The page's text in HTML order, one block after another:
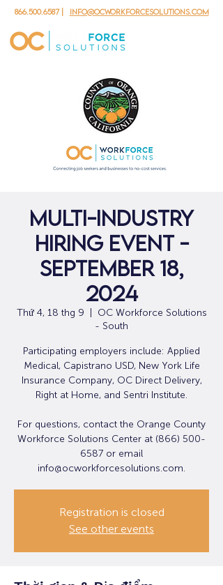
866.500.6587| info@ocworkforcesolutions.com
Multi-Industry
Hiring Event -
September 18,
2024
Thứ 4, 18 thg 9
OC Workforce Solutions
- South
Participating employers include: Applied
Medical, Capistrano USD, New York Life
Insurance Company, OC Direct Delivery,
Right at Home, and Sentri Institute.
For questions, contact the Orange County
Workforce Solutions Center at (866) 500-
6587 or email
info@ocworkforcesolutions.com.
Registration is closed
See other events